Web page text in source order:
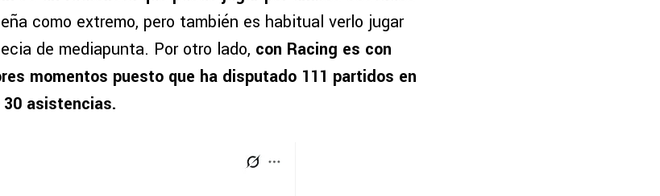
como extremo, pero también es habitual verlo jugar
de mediapunta. Por otro lado, con Racing es con
momentos puesto que ha disputado 111 partidos en
asistencias.